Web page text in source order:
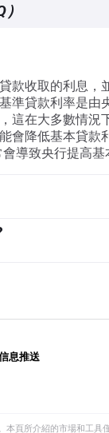
款收取的利息，
準貸款利率是由
這在大多數情況
會降低基本貸款
導致央行提高
將現金存入銀行
它被設置為一個
蹤，該工具影響
息推送
頁所介紹的市場和工